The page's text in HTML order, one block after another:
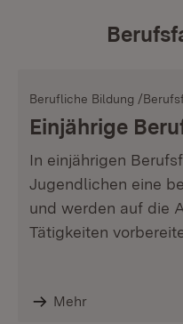
Berufliche Bildung /
Einjährige
In einjährigen
Jugendlichen eine
und werden auf die
Tätigkeiten
Mehr